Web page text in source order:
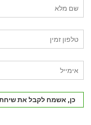
כן, אשמח לקבל את